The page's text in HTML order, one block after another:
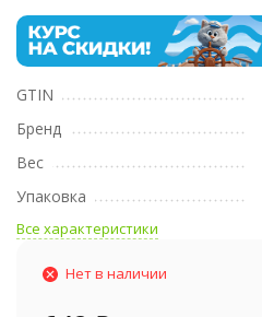
GTIN
Бренд
Вес
Упаковка
Все характеристики
Нет в наличии